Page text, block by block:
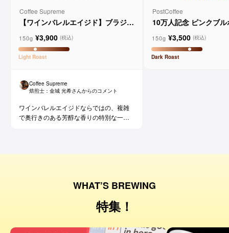
Coffee Supreme
【ワインバレルエイジド】ブラジル
ョ
150g ¥3,900 (税込)
Light Roast
Coffee Supreme
焙煎士： 金城 光希さんからのコメント
ワインバレルエイジドならではの、複雑
で奥行きのある芳醇な香りの特別な一杯
PostCoffee
10万人記念 ピンクブ
150g ¥3,500 (税込)
Dark Roast
WHAT’S BREWING
特集！